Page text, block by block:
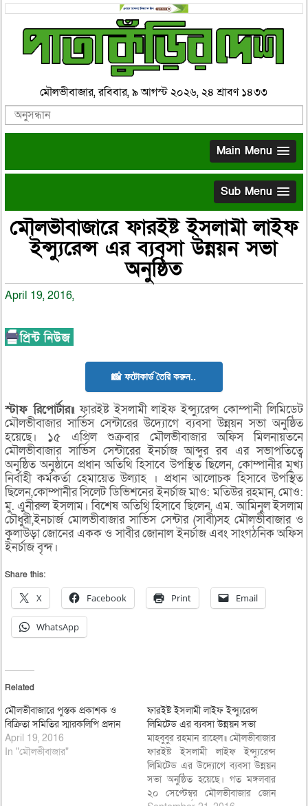
মৌলভীবাজার, রবিবার, ৯ আগস্ট ২০২৬, ২৪ শ্রাবণ ১৪৩৩
Main Menu
Sub Menu
মৌলভীবাজারে ফারইষ্ট ইসলামী লাইফ
ইন্স্যুরেন্স এর ব্যবসা উন্নয়ন সভা
অনুষ্ঠিত
April 19, 2016,
📸 ফটোকার্ড তৈরি করুন..
স্টাফ রিপোর্টার॥ফারইষ্ট ইসলামী লাইফ ইন্স্যুরেন্স কোম্পানী লিমিডেট
মৌলভীবাজার সার্ভিস সেন্টারের উদ্যোগে ব্যবসা উন্নয়ন সভা অনুষ্ঠিত
হয়েছে। ১৫ এপ্রিল শুক্রবার মৌলভীবাজার অফিস মিলনায়তনে
মৌলভীবাজার সার্ভিস সেন্টারের ইনর্চাজ আব্দুর রব এর সভাপতিত্বে
অনুষ্ঠিত অনুষ্ঠানে প্রধান অতিথি হিসাবে উপস্থিত ছিলেন, কোম্পানীর মূখ্য
নির্বাহী কর্মকর্তা হেমায়েত উল্যাহ । প্রধান আলোচক হিসাবে উপস্থিত
ছিলেন,কোম্পানীর সিলেট ডিভিশনের ইনর্চাজ মাও: মতিউর রহমান, মোও:
মু. এুনীরুল ইসলাম। বিশেষ অতিথি হিসাবে ছিলেন, এম. আমিনুল ইসলাম
চৌধুরী,ইনচার্জ মোলভীবাজার সার্ভিস সেন্টার (সাবী)সহ মৌলভীবাজার ও
কুলাউড়া জোনের একক ও সাবীর জোনাল ইনর্চাজ এবং সাংগঠনিক অফিস
ইনর্চাজ বৃন্দ।
Share this:
X Facebook Print Email
WhatsApp
Related
মৌলভীবাজারে পুস্তক প্রকাশক ও
বিক্রিতা সমিতির স্মারকলিপি প্রদান
April 19, 2016
In "মৌলভীবাজার"
ফারইষ্ট ইসলামী লাইফ ইন্স্যুরেন্স
লিমিটেড এর ব্যবসা উন্নয়ন সভা
মাহবুবুর রহমান রাহেল॥ মৌলভীবাজার
ফারইষ্ট ইসলামী লাইফ ইন্স্যুরেন্স
লিমিটেড এর উদ্যোগে ব্যবসা উন্নয়ন
সভা অনুষ্ঠিত হয়েছে। গত মঙ্গলবার
২০ সেপ্টেম্বর মৌলভীবাজার জোন